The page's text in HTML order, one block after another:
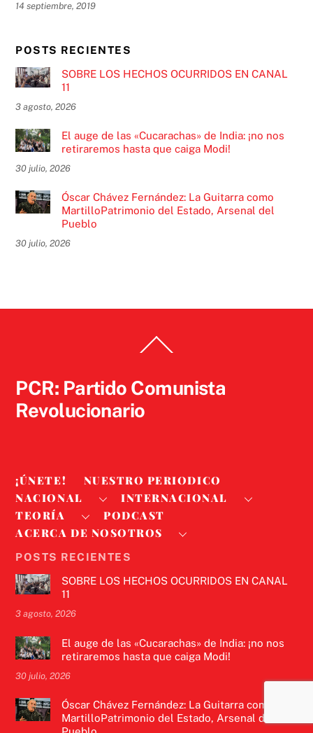
14 septiembre, 2019
POSTS RECIENTES
SOBRE LOS HECHOS OCURRIDOS EN CANAL
11
3 agosto, 2026
El auge de las «Cucarachas» de India: ¡no nos
retiraremos hasta que caiga Modi!
30 julio, 2026
Óscar Chávez Fernández: La Guitarra como
MartilloPatrimonio del Estado, Arsenal del
Pueblo
30 julio, 2026
To
PCR: Partido Comunista
Revolucionario
¡ÚNETE!
NUESTRO PERIODICO
NACIONAL
INTERNACIONAL
TEORÍA
PODCAST
ACERCA DE NOSOTROS
POSTS RECIENTES
SOBRE LOS HECHOS OCURRIDOS EN CANAL
11
3 agosto, 2026
El auge de las «Cucarachas» de India: ¡no nos
retiraremos hasta que caiga Modi!
30 julio, 2026
Óscar Chávez Fernández: La Guitarra como
MartilloPatrimonio del Estado, Arsenal del